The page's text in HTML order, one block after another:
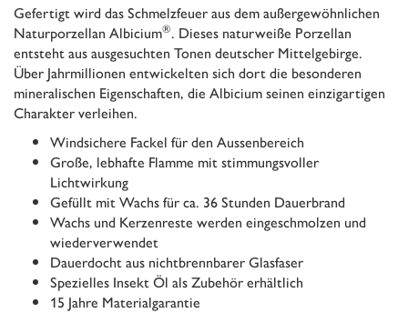
Gefertigt wird das Schmelzfeuer aus dem außergewöhnlichen
Naturporzellan Albicium®. Dieses naturweiße Porzellan
entsteht aus ausgesuchten Tonen deutscher Mittelgebirge.
Über Jahrmillionen entwickelten sich dort die besonderen
mineralischen Eigenschaften, die Albicium seinen einzigartigen
Charakter verleihen.
Windsichere Fackel für den Aussenbereich
Große, lebhafte Flamme mit stimmungsvoller
Lichtwirkung
Gefüllt mit Wachs für ca. 36 Stunden Dauerbrand
Wachs und Kerzenreste werden eingeschmolzen und
wiederverwendet
Dauerdocht aus nichtbrennbarer Glasfaser
Spezielles Insekt Öl als Zubehör erhältlich
15 Jahre Materialgarantie